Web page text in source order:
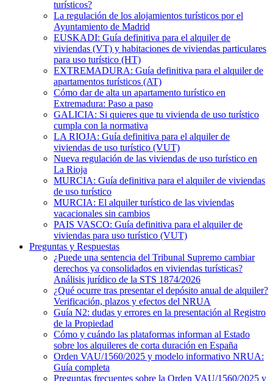
turísticos?
La regulación de los alojamientos turísticos por el
Ayuntamiento de Madrid
EUSKADI: Guía definitiva para el alquiler de
viviendas (VT) y habitaciones de viviendas particulares
para uso turístico (HT)
EXTREMADURA: Guía definitiva para el alquiler de
apartamentos turísticos (AT)
Cómo dar de alta un apartamento turístico en
Extremadura: Paso a paso
GALICIA: Si quieres que tu vivienda de uso turístico
cumpla con la normativa
LA RIOJA: Guía definitiva para el alquiler de
viviendas de uso turístico (VUT)
Nueva regulación de las viviendas de uso turístico en
La Rioja
MURCIA: Guía definitiva para el alquiler de viviendas
de uso turístico
MURCIA: El alquiler turístico de las viviendas
vacacionales sin cambios
PAIS VASCO: Guía definitiva para el alquiler de
viviendas para uso turístico (VUT)
Preguntas y Respuestas
¿Puede una sentencia del Tribunal Supremo cambiar
derechos ya consolidados en viviendas turísticas?
Análisis jurídico de la STS 1874/2026
¿Qué ocurre tras presentar el depósito anual de alquiler?
Verificación, plazos y efectos del NRUA
Guía N2: dudas y errores en la presentación al Registro
de la Propiedad
Cómo y cuándo las plataformas informan al Estado
sobre los alquileres de corta duración en España
Orden VAU/1560/2025 y modelo informativo NRUA:
Guía completa
Preguntas frecuentes sobre la Orden VAU/1560/2025 y